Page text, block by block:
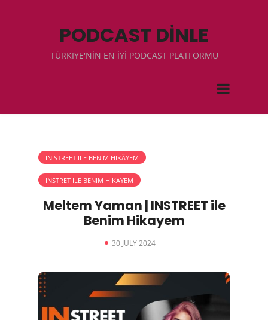
PODCAST DİNLE
TÜRKIYE'NİN EN İYİ PODCAST PLATFORMU
IN STREET ILE BENIM HIKÂYEM
INSTRET ILE BENIM HIKAYEM
Meltem Yaman | INSTREET ile
Benim Hikayem
30 JULY 2024